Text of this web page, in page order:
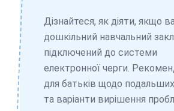
Дізнайтеся, як діяти, якщо
дошкільний навчальний
підключений до системи
електронної черги.
для батьків щодо
та варіанти вирішення